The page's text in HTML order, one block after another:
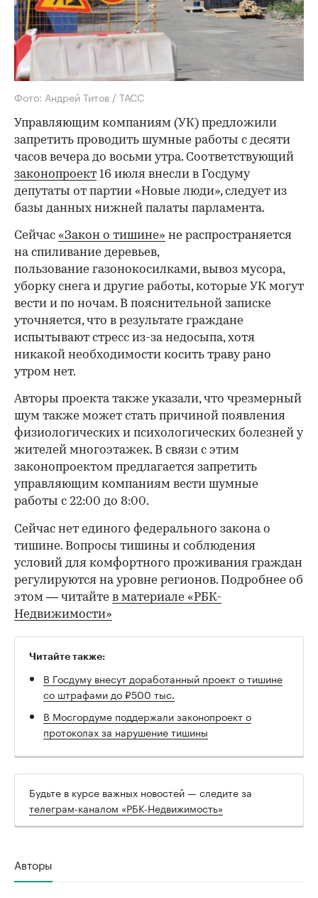
Фото: Андрей Титов / ТАСС
Управляющим компаниям (УК) предложили
запретить проводить шумные работы с десяти
часов вечера до восьми утра. Соответствующий
законопроект 16 июля внесли в Госдуму
депутаты от партии «Новые люди», следует из
базы данных нижней палаты парламента.
Сейчас «Закон о тишине» не распространяется
на спиливание деревьев,
пользование газонокосилками, вывоз мусора,
уборку снега и другие работы, которые УК могут
вести и по ночам. В пояснительной записке
уточняется, что в результате граждане
испытывают стресс из-за недосыпа, хотя
никакой необходимости косить траву рано
утром нет.
Авторы проекта также указали, что чрезмерный
шум также может стать причиной появления
физиологических и психологических болезней у
жителей многоэтажек. В связи с этим
законопроектом предлагается запретить
управляющим компаниям вести шумные
работы с 22:00 до 8:00.
Сейчас нет единого федерального закона о
тишине. Вопросы тишины и соблюдения
условий для комфортного проживания граждан
регулируются на уровне регионов. Подробнее об
этом — читайте в материале «РБК-
Недвижимости»
Читайте также:
В Госдуму внесут доработанный проект о тишине
со штрафами до ₽500 тыс.
В Мосгордуме поддержали законопроект о
протоколах за нарушение тишины
Будьте в курсе важных новостей — следите за
телеграм-каналом «РБК-Недвижимость»
Авторы